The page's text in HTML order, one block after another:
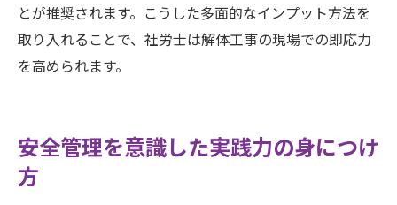
とが推奨されます。こうした多面的なインプット方法を
取り入れることで、社労士は解体工事の現場での即応力
を高められます。
安全管理を意識した実践力の身につけ
方